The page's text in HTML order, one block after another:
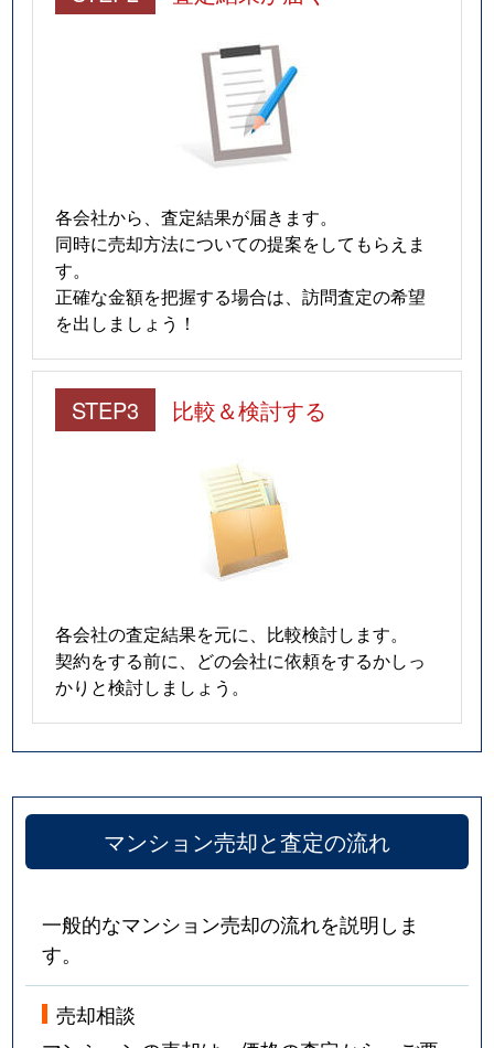
各会社から、査定結果が届きます。
同時に売却方法についての提案をしてもらえま
す。
正確な金額を把握する場合は、訪問査定の希望
を出しましょう！
STEP3 比較＆検討する
各会社の査定結果を元に、比較検討します。
契約をする前に、どの会社に依頼をするかしっ
かりと検討しましょう。
マンション売却と査定の流れ
一般的なマンション売却の流れを説明しま
す。
売却相談